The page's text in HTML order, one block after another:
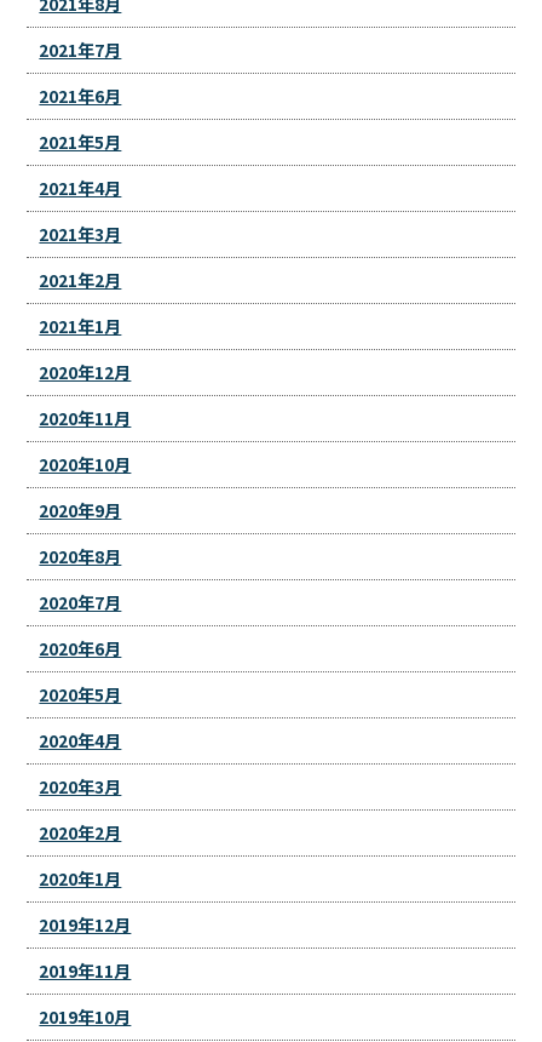
2021年7月
2021年6月
2021年5月
2021年4月
2021年3月
2021年2月
2021年1月
2020年12月
2020年11月
2020年10月
2020年9月
2020年8月
2020年7月
2020年6月
2020年5月
2020年4月
2020年3月
2020年2月
2020年1月
2019年12月
2019年11月
2019年10月